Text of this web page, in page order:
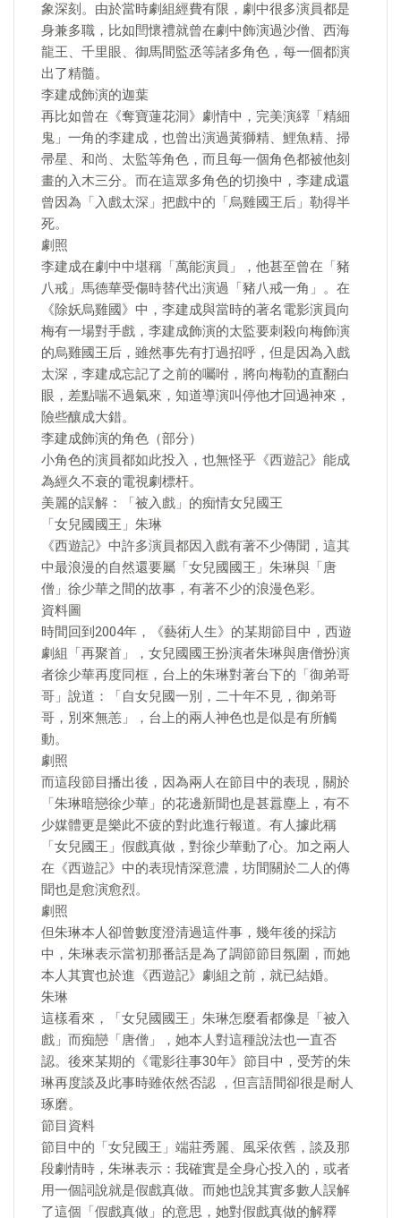
象深刻。由於當時劇組經費有限，劇中很多演員都是
身兼多職，比如閆懷禮就曾在劇中飾演過沙僧、西海
龍王、千里眼、御馬間監丞等諸多角色，每一個都演
出了精髓。
李建成飾演的迦葉
再比如曾在《奪寶蓮花洞》劇情中，完美演繹「精細
鬼」一角的李建成，也曾出演過黃獅精、鯉魚精、掃
帚星、和尚、太監等角色，而且每一個角色都被他刻
畫的入木三分。而在這眾多角色的切換中，李建成還
曾因為「入戲太深」把戲中的「烏雞國王后」勒得半
死。
劇照
李建成在劇中中堪稱「萬能演員」，他甚至曾在「豬
八戒」馬德華受傷時替代出演過「豬八戒一角」。在
《除妖烏雞國》中，李建成與當時的著名電影演員向
梅有一場對手戲，李建成飾演的太監要刺殺向梅飾演
的烏雞國王后，雖然事先有打過招呼，但是因為入戲
太深，李建成忘記了之前的囑咐，將向梅勒的直翻白
眼，差點喘不過氣來，知道導演叫停他才回過神來，
險些釀成大錯。
李建成飾演的角色（部分）
小角色的演員都如此投入，也無怪乎《西遊記》能成
為經久不衰的電視劇標杆。
美麗的誤解：「被入戲」的痴情女兒國王
「女兒國國王」朱琳
《西遊記》中許多演員都因入戲有著不少傳聞，這其
中最浪漫的自然還要屬「女兒國國王」朱琳與「唐
僧」徐少華之間的故事，有著不少的浪漫色彩。
資料圖
時間回到2004年，《藝術人生》的某期節目中，西遊
劇組「再聚首」，女兒國國王扮演者朱琳與唐僧扮演
者徐少華再度同框，台上的朱琳對著台下的「御弟哥
哥」說道：「自女兒國一別，二十年不見，御弟哥
哥，別來無恙」，台上的兩人神色也是似是有所觸
動。
劇照
而這段節目播出後，因為兩人在節目中的表現，關於
「朱琳暗戀徐少華」的花邊新聞也是甚囂塵上，有不
少媒體更是樂此不疲的對此進行報道。有人據此稱
「女兒國王」假戲真做，對徐少華動了心。加之兩人
在《西遊記》中的表現情深意濃，坊間關於二人的傳
聞也是愈演愈烈。
劇照
但朱琳本人卻曾數度澄清過這件事，幾年後的採訪
中，朱琳表示當初那番話是為了調節節目氛圍，而她
本人其實也於進《西遊記》劇組之前，就已結婚。
朱琳
這樣看來，「女兒國國王」朱琳怎麼看都像是「被入
戲」而痴戀「唐僧」，她本人對這種說法也一直否
認。後來某期的《電影往事30年》節目中，受芳的朱
琳再度談及此事時雖依然否認 ，但言語間卻很是耐人
琢磨。
節目資料
​節目中的「女兒國王」端莊秀麗、風采依舊，談及那
段劇情時，朱琳表示：我確實是全身心投入的，或者
用一個詞說就是假戲真做。而她也說其實多數人誤解
了這個「假戲真做」的意思，她對假戲真做的解釋